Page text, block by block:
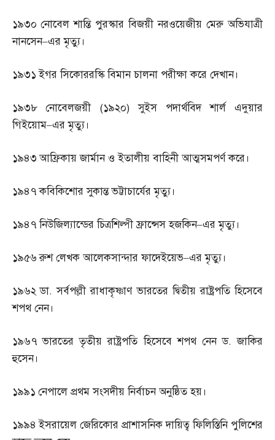
১৯৩০ নোবেল শান্তি পুরস্কার বিজয়ী নরওয়েজীয় মেরু অভিযাত্রী
নানসেন–এর মৃত্যু।
১৯৩১ ইগর সিকোররস্কি বিমান চালনা পরীক্ষা করে দেখান।
১৯৩৮ নোবেলজয়ী (১৯২০)সুইস পদার্থবিদ শার্ল এদুয়ার
গিইয়োম–এর মৃত্যু।
১৯৪৩ আফ্রিকায় জার্মান ও ইতালীয় বাহিনী আত্মসমপর্ণ করে।
১৯৪৭ কবিকিশোর সুকান্ত ভট্টাচার্যের মৃত্যু।
১৯৪৭ নিউজিল্যান্ডের চিত্রশিল্পী ফ্রান্সেস হজকিন–এর মৃত্যু।
১৯৫৬ রুশ লেখক আলেকসান্দার ফাদেইয়েভ–এর মৃত্যু।
১৯৬২ ডা.সর্বপল্লী রাধাকৃষ্ণাণ ভারতের দ্বিতীয় রাষ্ট্রপতি হিসেবে
শপথ নেন।
১৯৬৭ ভারতের তৃতীয় রাষ্ট্রপতি হিসেবে শপথ নেন ড.জাকির
হুসেন।
১৯৯১ নেপালে প্রথম সংসদীয় নির্বাচন অনুষ্ঠিত হয়।
১৯৯৪ ইসরায়েল জেরিকোর প্রাশাসনিক দায়িত্ব ফিলিস্তিনি পুলিশের